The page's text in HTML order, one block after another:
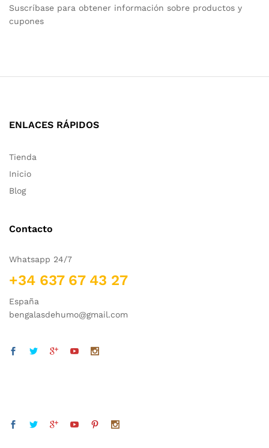
Suscríbase para obtener información sobre productos y
cupones
ENLACES RÁPIDOS
Tienda
Inicio
Blog
Contacto
Whatsapp 24/7
+34 637 67 43 27
España
bengalasdehumo@gmail.com